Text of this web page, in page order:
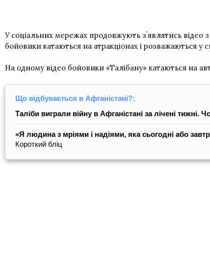
У соціальних мережах продовжують зʼявлятись відео
бойовики катаються на атракціонах і розважаються
На одному відео бойовики «Талібану» катаються на
Що відбувається в Афганістані?:
Таліби виграли війну в Афганістані за лічені
«Я людина з мріями і надіями, яка сьогодні або
Короткий бліц